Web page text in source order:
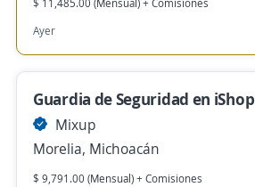
$ 11,485.00 (Mensual) + Comisiones
Ayer
Guardia de Seguridad en iShop
Mixup
Morelia, Michoacán
$ 9,791.00 (Mensual) + Comisiones